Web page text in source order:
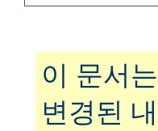
이 문서
변경된